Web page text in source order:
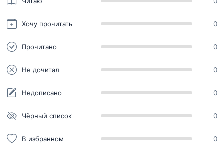
Хочу прочитать 0
Прочитано 0
Не дочитал 0
Недописано 0
Чёрный список 0
В избранном 0